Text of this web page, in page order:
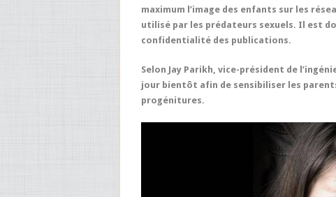
maximum l’image des enfants sur les
utilisé par les prédateurs sexuels. Il est
confidentialité des publications.
Selon Jay Parikh, vice-président de
jour bientôt afin de sensibiliser les
progénitures.